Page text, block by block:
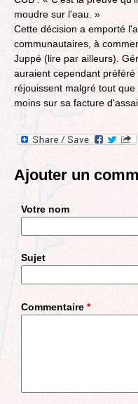
moudre sur l'eau. »
Cette décision a emporté
communautaires, à
Juppé (lire par ailleurs).
auraient cependant
réjouissent malgré tout
moins sur sa facture
Ajouter un
Votre nom
Sujet
Commentaire *